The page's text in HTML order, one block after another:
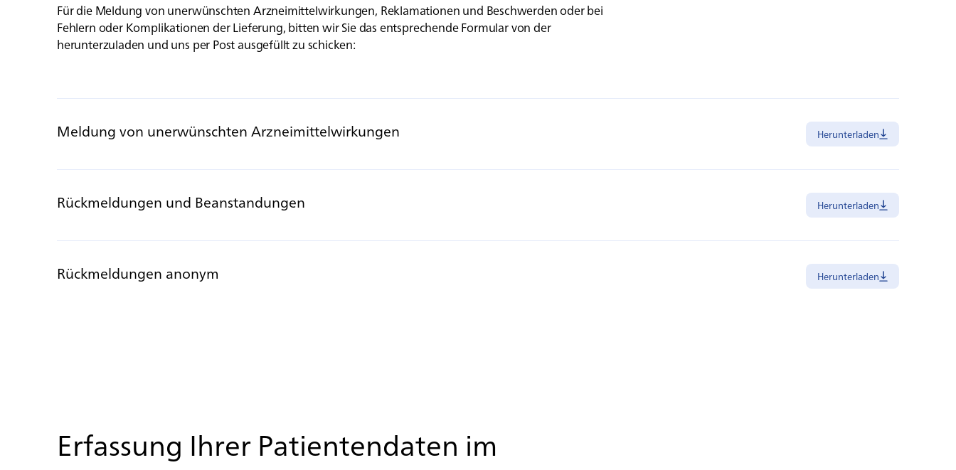
Für die Meldung von unerwünschten Arzneimittelwirkungen, Reklamationen und Beschwerden oder bei
Fehlern oder Komplikationen der Lieferung, bitten wir Sie das entsprechende Formular von der
herunterzuladen und uns per Post ausgefüllt zu schicken:
Meldung von unerwünschten Arzneimittelwirkungen Herunterladen
Rückmeldungen und Beanstandungen Herunterladen
Rückmeldungen anonym Herunterladen
Erfassung Ihrer Patientendaten im